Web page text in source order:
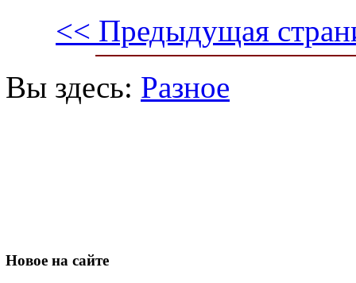
<< Предыдущая
Вы здесь: Разное
Новое на сайте